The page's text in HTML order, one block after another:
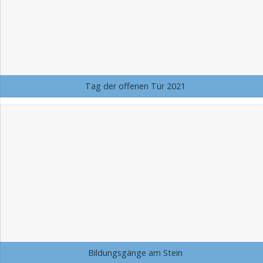
Tag der offenen Tür 2021
Bildungsgänge am Stein